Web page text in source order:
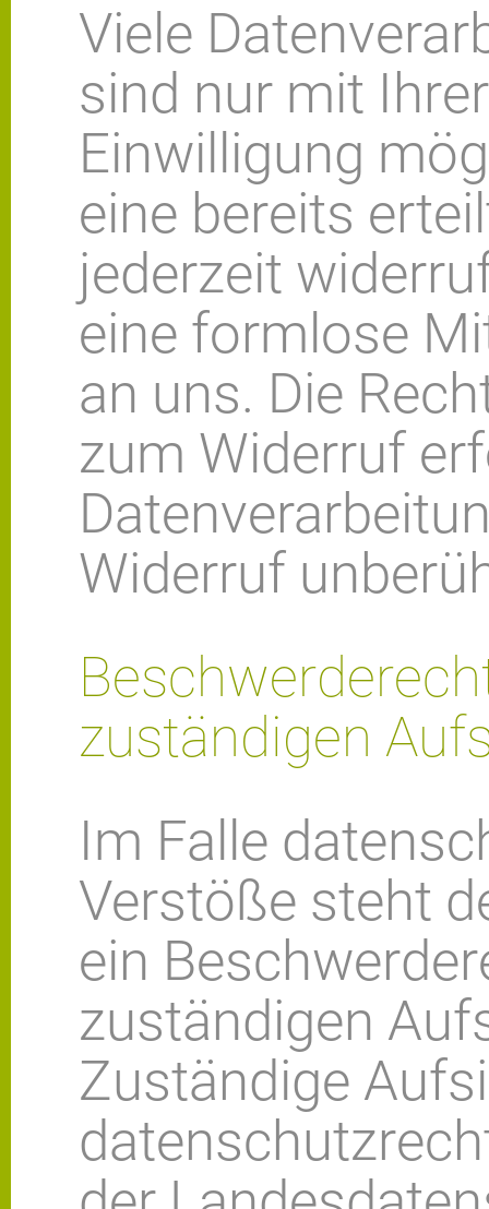
Viele
sind nur mit
Einwilligung
eine bereits
jederzeit
eine formlose
an uns. Die
zum Widerruf
Widerruf
zuständigen
Im Falle
Verstöße steht
ein
zuständigen
Zuständige